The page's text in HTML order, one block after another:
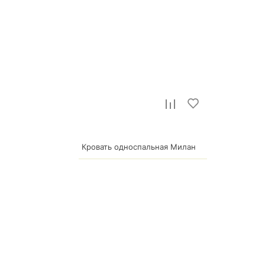
Кровать односпальная Милан
5 217 р.